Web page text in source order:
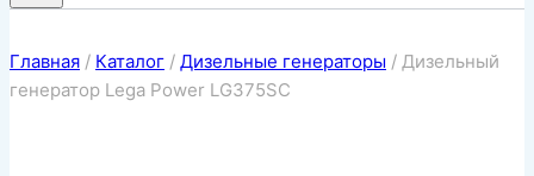
Главная / Каталог / Дизельные генераторы / Дизельный
генератор Lega Power LG375SC